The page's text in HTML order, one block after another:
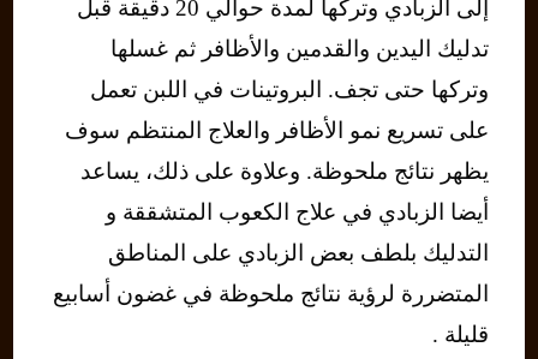
إلى الزبادي وتركها لمدة حوالي 20 دقيقة قبل
تدليك اليدين والقدمين والأظافر ثم غسلها
وتركها حتى تجف. البروتينات في اللبن تعمل
على تسريع نمو الأظافر والعلاج المنتظم سوف
يظهر نتائج ملحوظة. وعلاوة على ذلك، يساعد
أيضا الزبادي في علاج الكعوب المتشققة و
التدليك بلطف بعض الزبادي على المناطق
المتضررة لرؤية نتائج ملحوظة في غضون أسابيع
قليلة .